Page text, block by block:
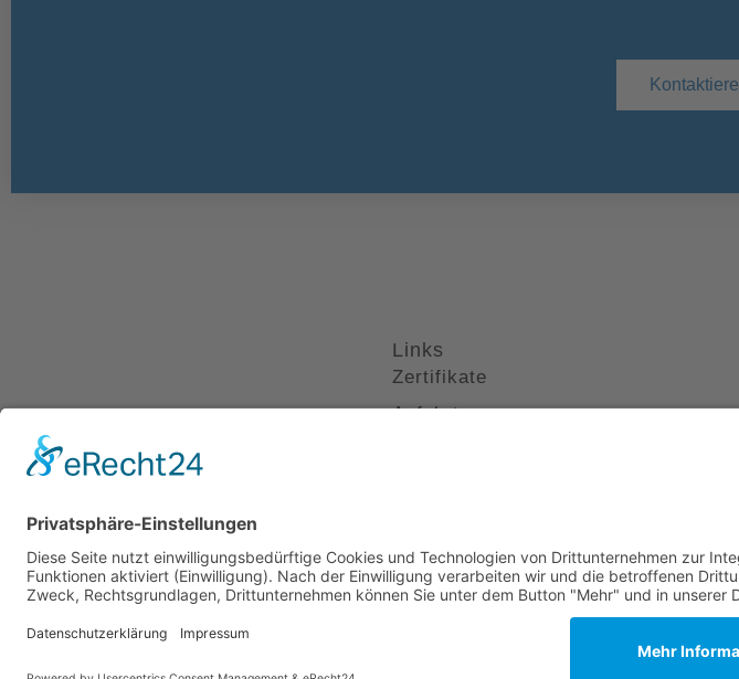
Links
Zertifikate
Anfahrt